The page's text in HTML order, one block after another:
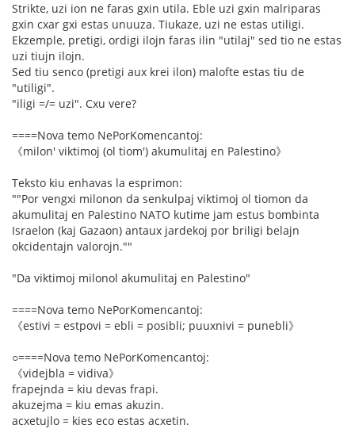
Strikte, uzi ion ne faras gxin utila. Eble uzi gxin malriparas
gxin cxar gxi estas unuuza. Tiukaze, uzi ne estas utiligi.
Ekzemple, pretigi, ordigi ilojn faras ilin "utilaj" sed tio ne estas
uzi tiujn ilojn.
Sed tiu senco (pretigi aux krei ilon) malofte estas tiu de
"utiligi".
"iligi =/= uzi". Cxu vere?
====Nova temo NePorKomencantoj:
《milon' viktimoj (ol tiom') akumulitaj en Palestino》
Teksto kiu enhavas la esprimon:
""Por vengxi milonon da senkulpaj viktimoj ol tiomon da
akumulitaj en Palestino NATO kutime jam estus bombinta
Israelon (kaj Gazaon) antaux jardekoj por briligi belajn
okcidentajn valorojn.""
"Da viktimoj milonol akumulitaj en Palestino"
====Nova temo NePorKomencantoj:
《estivi = estpovi = ebli = posibli; puuxnivi = punebli》
○====Nova temo NePorKomencantoj:
《videjbla = vidiva》
frapejnda = kiu devas frapi.
akuzejma = kiu emas akuzin.
acxetujlo = kies eco estas acxetin.